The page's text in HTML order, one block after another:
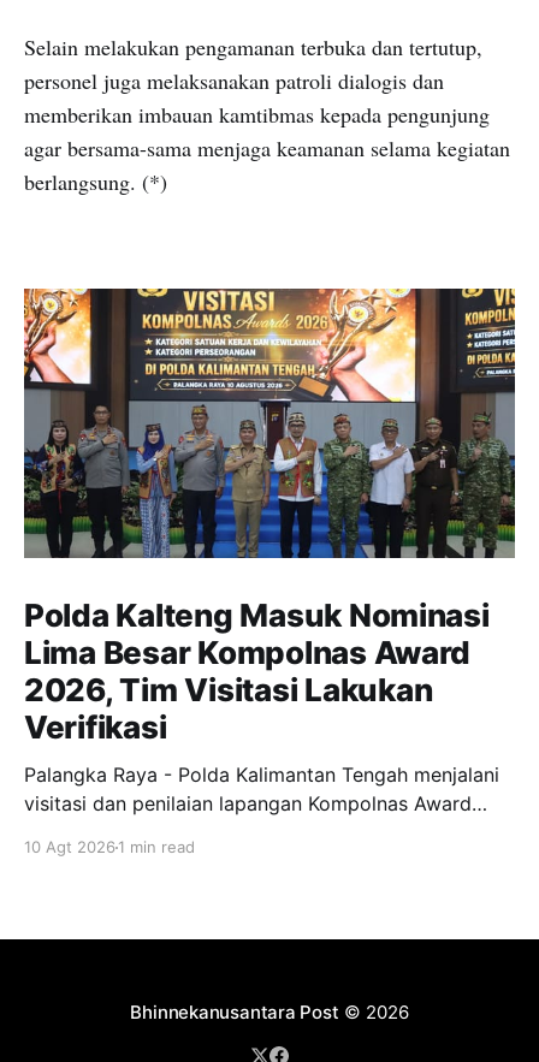
Selain melakukan pengamanan terbuka dan tertutup,
personel juga melaksanakan patroli dialogis dan
memberikan imbauan kamtibmas kepada pengunjung
agar bersama-sama menjaga keamanan selama kegiatan
berlangsung. (*)
Polda Kalteng Masuk Nominasi
Lima Besar Kompolnas Award
2026, Tim Visitasi Lakukan
Verifikasi
Palangka Raya - Polda Kalimantan Tengah menjalani
visitasi dan penilaian lapangan Kompolnas Award
seusai masuk 5 besar nominator dari 34 Polda se-
10 Agt 2026 1 min read
Bhinnekanusantara Post © 2026